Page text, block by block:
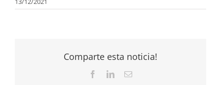
Comparte esta noticia!
FacebookLinkedInCorreo